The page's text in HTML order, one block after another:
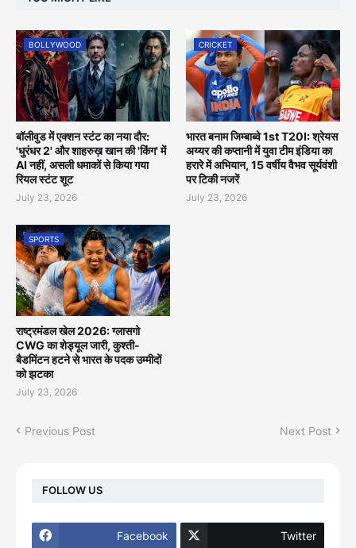
BOLLYWOOD
बॉलीवुड में एक्शन स्टंट का नया दौर:
'धुरंधर 2' और शाहरुख़ खान की 'किंग' में
AI नहीं, असली धमाकों से किया गया
रियल स्टंट शूट
July 23, 2026
CRICKET
भारत बनाम जिम्बाब्वे 1st T20I: श्रेयस
अय्यर की कप्तानी में युवा टीम इंडिया का
हरारे में अभियान, 15 वर्षीय वैभव सूर्यवंशी
पर टिकी नजरें
July 23, 2026
SPORTS
राष्ट्रमंडल खेल 2026: ग्लासगो
CWG का शेड्यूल जारी, कुश्ती-
बैडमिंटन हटने से भारत के पदक उम्मीदों
को झटका
July 23, 2026
Previous Post Next Post
FOLLOW US
Facebook Twitter